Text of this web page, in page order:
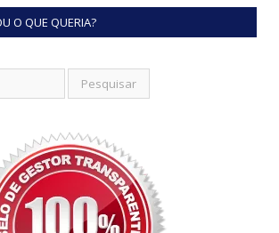
O QUE QUERIA?